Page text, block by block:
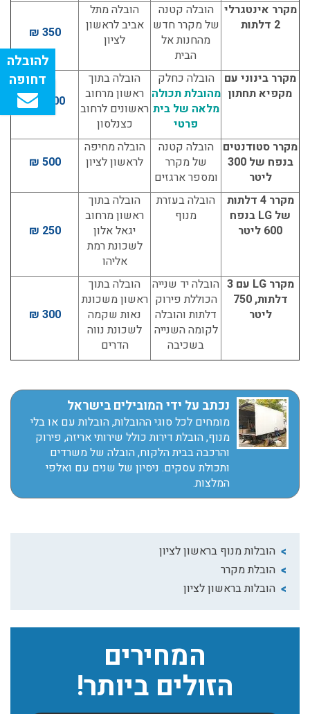
הובלות מנוף בראשון לציון
הובלת מקרר
הובלות בראשון לציון
המחירים
הזולים ביותר!
מקרר אינטגרלי
2 דלתות
הובלה קטנה
של מקרר חדש
מהחנות אל
הבית
הובלה מתל
אביב לראשון
לציון
350 ₪
מקרר בינוני עם
מקפיא תחתון
הובלה כחלק
מהובלת תכולה
מלאה של בית
פרטי
הובלה בתוך
ראשון מרחוב
ראשונים לרחוב
כצנלסון
2,000 ₪
מקרר סטודנטים
בנפח של 300
ליטר
הובלה קטנה
של מקרר
ומספר ארגזים
הובלה מחיפה
לראשון לציון
500 ₪
מקרר 4 דלתות
של LG בנפח
600 ליטר
הובלה בעזרת
מנוף
הובלה בתוך
ראשון מרחוב
יגאל אלון
לשכונת רמת
אליהו
250 ₪
מקרר LG עם 3
דלתות, 750
ליטר
הובלה יד שנייה
הכוללת פירוק
דלתות והובלה
לקומה השנייה
בשכיבה
הובלה בתוך
ראשון משכונת
נאות שקמה
לשכונת נווה
הדרים
300 ₪
נכתב על ידי המובילים בישראל
מומחים לכל סוגי ההובלות, הובלות עם או בלי
מנוף, הובלת דירות כולל שירותי אריזה, פירוק
והרכבה בבית הלקוח, הובלה של משרדים
ותכולת עסקים. ניסיון של שנים עם ואלפי
המלצות.